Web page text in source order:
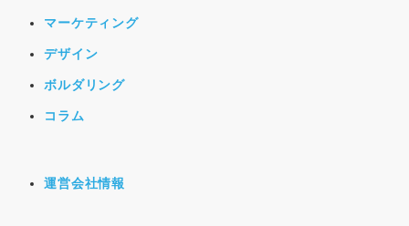
マーケティング
デザイン
ボルダリング
コラム
運営会社情報